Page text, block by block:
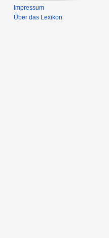
Impressum
Über das Lexikon